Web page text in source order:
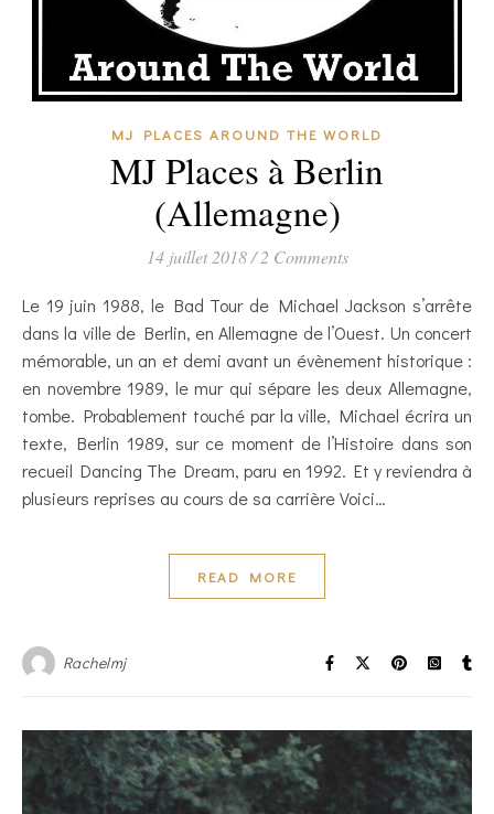
MJ PLACES AROUND THE WORLD
MJ Places à Berlin
(Allemagne)
14 juillet 2018/ 2 Comments
Le 19 juin 1988, le Bad Tour de Michael Jackson s’arrête
dans la ville de Berlin, en Allemagne de l’Ouest. Un concert
mémorable, un an et demi avant un évènement historique :
en novembre 1989, le mur qui sépare les deux Allemagne,
tombe. Probablement touché par la ville, Michael écrira un
texte, Berlin 1989, sur ce moment de l’Histoire dans son
recueil Dancing The Dream, paru en 1992. Et y reviendra à
plusieurs reprises au cours de sa carrière Voici…
READ MORE
Rachelmj